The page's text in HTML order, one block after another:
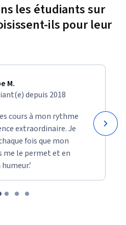
les étudiants sur
ils pour leur
M.
depuis 2018
cours à mon rythme
extraordinaire. Je
fois que mon
me le permet et en